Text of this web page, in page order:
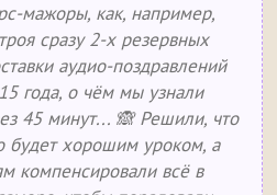
мажоры, как, например,
сразу 2-х резервных
аудио-поздравлений
года, о чём мы узнали
45 минут... 🙈 Решили, что
будет хорошим уроком, а
компенсировали всё в